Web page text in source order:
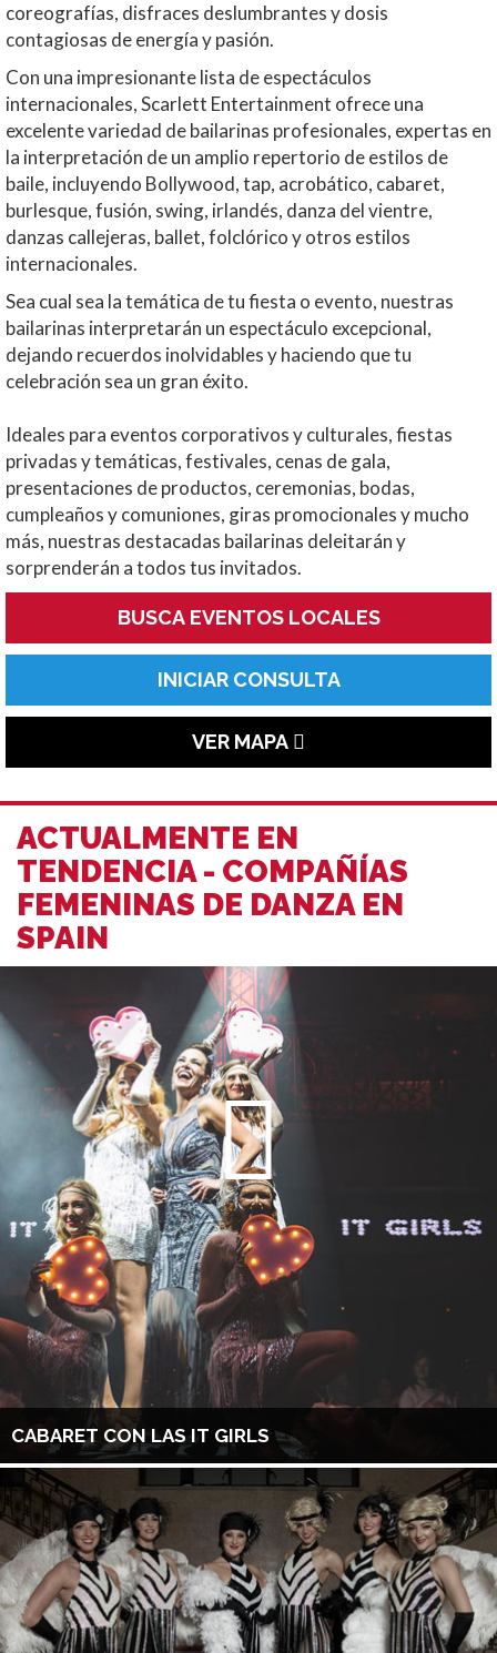
coreografías, disfraces deslumbrantes y dosis
contagiosas de energía y pasión.
Con una impresionante lista de espectáculos
internacionales, Scarlett Entertainment ofrece una
excelente variedad de bailarinas profesionales, expertas en
la interpretación de un amplio repertorio de estilos de
baile, incluyendo Bollywood, tap, acrobático, cabaret,
burlesque, fusión, swing, irlandés, danza del vientre,
danzas callejeras, ballet, folclórico y otros estilos
internacionales.
Sea cual sea la temática de tu fiesta o evento, nuestras
bailarinas interpretarán un espectáculo excepcional,
dejando recuerdos inolvidables y haciendo que tu
celebración sea un gran éxito.
Ideales para eventos corporativos y culturales, fiestas
privadas y temáticas, festivales, cenas de gala,
presentaciones de productos, ceremonias, bodas,
cumpleaños y comuniones, giras promocionales y mucho
más, nuestras destacadas bailarinas deleitarán y
sorprenderán a todos tus invitados.
BUSCA EVENTOS LOCALES
INICIAR CONSULTA
VER MAPA
ACTUALMENTE EN
TENDENCIA - COMPAÑÍAS
FEMENINAS DE DANZA EN
SPAIN
CABARET CON LAS IT GIRLS